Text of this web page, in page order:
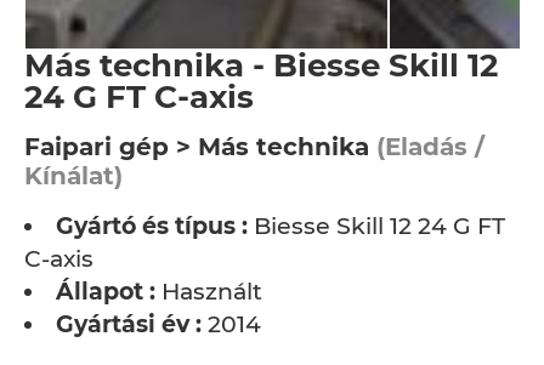
Más technika - Biesse Skill 12
24 G FT C-axis
Faipari gép > Más technika (Eladás /
Kínálat)
Gyártó és típus : Biesse Skill 12 24 G FT
C-axis
Állapot : Használt
Gyártási év : 2014